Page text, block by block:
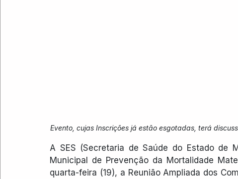
Evento, cujas Inscrições já estão esgotadas, terá
A SES (Secretaria de Saúde do Estado de
Municipal de Prevenção da Mortalidade
quarta-feira (19), a Reunião Ampliada dos